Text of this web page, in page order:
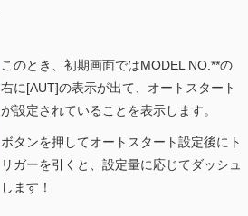
このとき、初期画面ではMODEL NO.**の
右に[AUT]の表示が出て、オートスタート
が設定されていることを表示します。
ボタンを押してオートスタート設定後にト
リガーを引くと、設定量に応じてダッシュ
します！